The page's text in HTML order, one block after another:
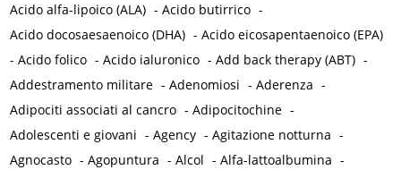
Acido alfa-lipoico (ALA) -Acido butirrico -
Acido docosaesaenoico (DHA) -Acido eicosapentaenoico (EPA)
-Acido folico -Acido ialuronico -Add back therapy (ABT) -
Addestramento militare -Adenomiosi -Aderenza -
Adipociti associati al cancro -Adipocitochine -
Adolescenti e giovani -Agency -Agitazione notturna -
Agnocasto -Agopuntura -Alcol -Alfa-lattoalbumina -